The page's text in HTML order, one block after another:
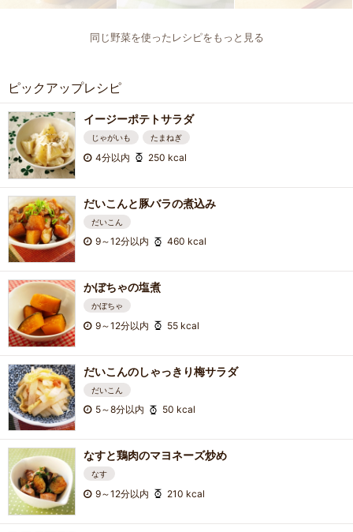
同じ野菜を使ったレシピをもっと見る
ピックアップレシピ
イージーポテトサラダ
じゃがいも たまねぎ
4分以内 250 kcal
だいこんと豚バラの煮込み
だいこん
9～12分以内 460 kcal
かぼちゃの塩煮
かぼちゃ
9～12分以内 55 kcal
だいこんのしゃっきり梅サラダ
だいこん
5～8分以内 50 kcal
なすと鶏肉のマヨネーズ炒め
なす
9～12分以内 210 kcal